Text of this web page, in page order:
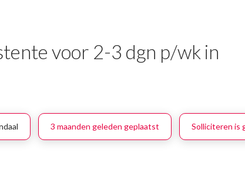
voor 2-3 dgn p/wk in
3 maanden geleden geplaatst Solliciteren is